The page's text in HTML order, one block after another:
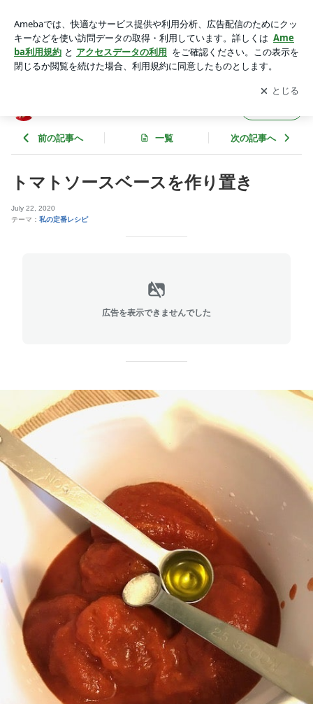
チンからアプリをダウンロードして ブログの更新通知
を受け取りまし
ょう。
開く
前の記事へ 一覧 次の記事へ
トマトソースベースを作り置き
July 22, 2020
テーマ： 私の定番レシピ
広告を表示できませんでした